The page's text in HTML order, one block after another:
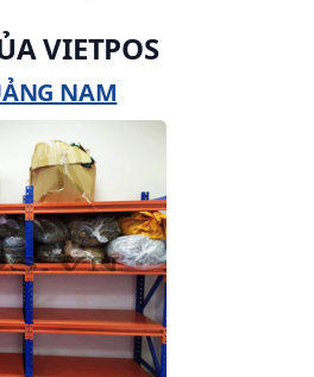
VIETPOS
NAM